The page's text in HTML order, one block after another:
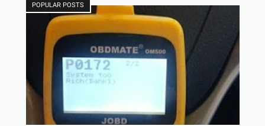
POPULAR POSTS